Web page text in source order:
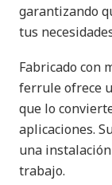
garantizando
tus
Fabricado con
ferrule ofrece
que lo
aplicaciones.
una
trabajo.